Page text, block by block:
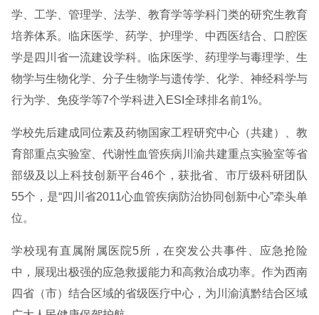
学、工学、管理学、法学、教育学等学科门类的研究生教育
培养体系。临床医学、药学、护理学、中西医结合、口腔医
学是四川省一流建设学科。临床医学、药理学与毒理学、生
物学与生物化学、分子生物学与遗传学、化学、神经科学与
行为学、免疫学等7个学科进入ESI全球排名前1%。
学校先后建成同位素及药物国家工程研究中心（共建）、教
育部重点实验室、代谢性血管疾病川渝共建重点实验室等省
部级及以上科技创新平台46个，获批省、市厅级科研团队
55个，是“四川省2011心血管疾病防治协同创新中心”牵头单
位。
学校现有直属附属医院5所，在突发公共事件、应急抢险
中，展现出极强的应急救援能力和高救治成功率。作为西南
四省（市）结合区域的省级医疗中心，为川渝滇黔结合区域